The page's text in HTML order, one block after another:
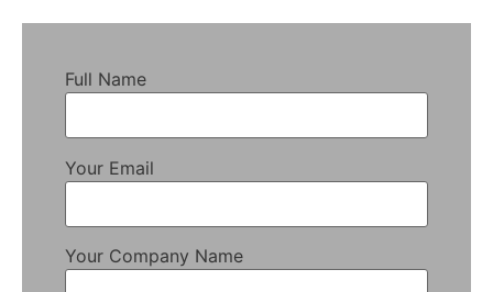
Full Name
Your Email
Your Company Name